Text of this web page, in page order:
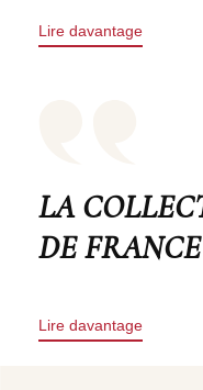
Lire davantage
LA
DE FRANCE
Lire davantage